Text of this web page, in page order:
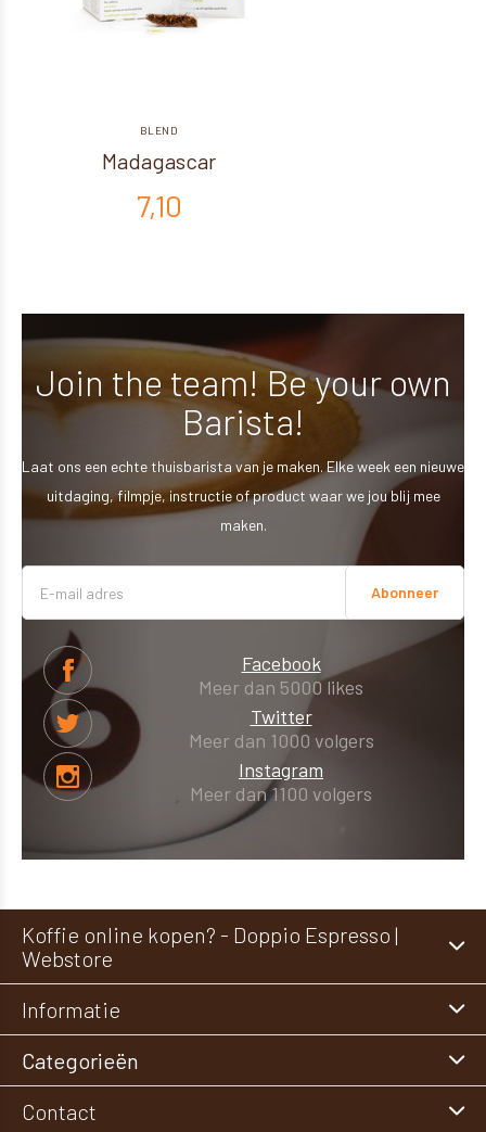
BLEND
Madagascar
7,10
Join the team! Be your own
Barista!
Laat ons een echte thuisbarista van je maken. Elke week een nieuwe
uitdaging, filmpje, instructie of product waar we jou blij mee
maken.
Abonneer
Facebook
Meer dan 5000 likes
Twitter
Meer dan 1000 volgers
Instagram
Meer dan 1100 volgers
Koffie online kopen? - Doppio Espresso |
Webstore
Informatie
Categorieën
Contact